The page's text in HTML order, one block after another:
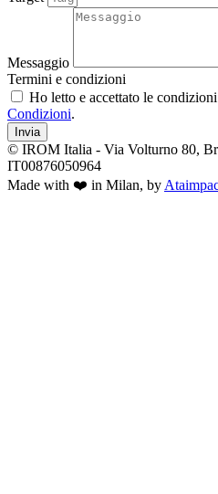
Messaggio
Termini e condizioni
Ho letto e accettato le condizioni
Condizioni.
Invia
© IROM Italia - Via Volturno 80,
IT00876050964
Made with ❤️ in Milan, by